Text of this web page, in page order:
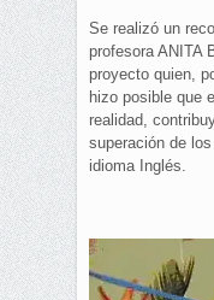
Se realizó un
profesora ANITA
proyecto quien,
hizo posible que
realidad,
superación de
idioma Inglés.